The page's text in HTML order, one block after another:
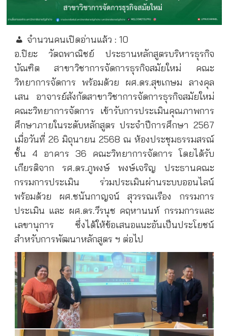
จำนวนคนเปิดอ่านแล้ว : 10
อ.ปิยะ วัตถพาณิชย์ ประธานหลักสูตรบริหารธุรกิจ
บัณฑิต สาขาวิชาการจัดการธุรกิจสมัยใหม่ คณะ
วิทยาการจัดการ พร้อมด้วย ผศ.ดร.สุขเกษม ลางคุล
เสน อาจารย์สังกัดสาขาวิชาการจัดการธุรกิจสมัยใหม่
คณะวิทยาการจัดการ เข้ารับการประเมินคุณภาพการ
ศึกษาภายในระดับหลักสูตร ประจำปีการศึกษา 2567
เมื่อวันที่ 26 มิถุนายน 2568 ณ ห้องประชุมธรรมสรณ์
ชั้น 4 อาคาร 36 คณะวิทยาการจัดการ โดยได้รับ
เกียรติจาก รศ.ดร.ภูพงษ์ พงษ์เจริญ ประธานคณะ
กรรมการประเมิน ร่วมประเมินผ่านระบบออนไลน์
พร้อมด้วย ผศ.ชนันกาญจน์ สุวรรณเรือง กรรมการ
ประเมิน และ ผศ.ดร.วีรนุช คฤหานนท์ กรรมการและ
เลขานุการ ซึ่งได้ให้ข้อเสนอแนะอันเป็นประโยชน์
สำหรับการพัฒนาหลักสูตร ฯ ต่อไป